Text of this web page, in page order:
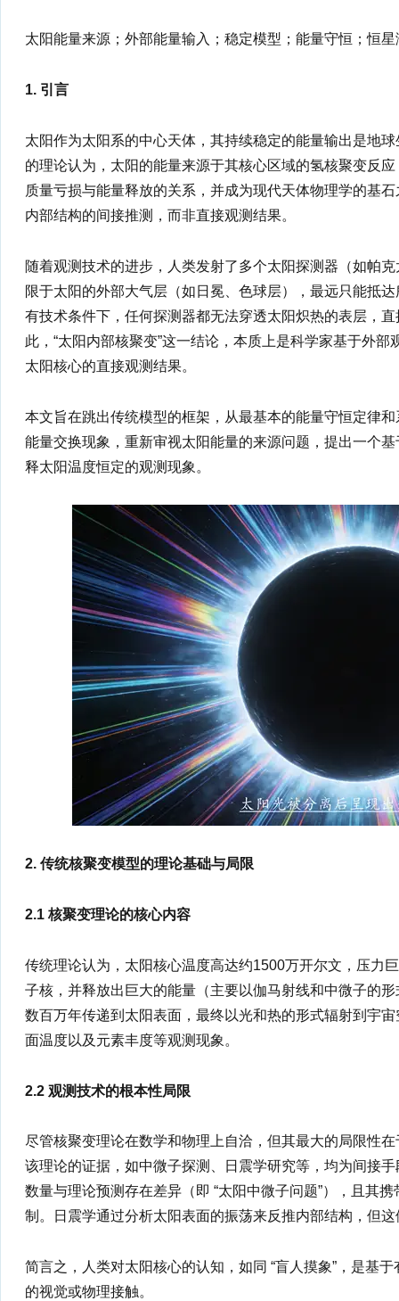
太阳能量来源；外部能量输入；稳定模型；能量守恒；恒
1. 引言
太阳作为太阳系的中心天体，其持续稳定的能量输出是地
的理论认为，太阳的能量来源于其核心区域的氢核聚变反
质量亏损与能量释放的关系，并成为现代天体物理学的基
内部结构的间接推测，而非直接观测结果。
随着观测技术的进步，人类发射了多个太阳探测器（如帕
限于太阳的外部大气层（如日冕、色球层），最远只能抵
有技术条件下，任何探测器都无法穿透太阳炽热的表层，
此，“太阳内部核聚变”这一结论，本质上是科学家基于外
太阳核心的直接观测结果。
本文旨在跳出传统模型的框架，从最基本的能量守恒定律
能量交换现象，重新审视太阳能量的来源问题，提出一个
释太阳温度恒定的观测现象。
2. 传统核聚变模型的理论基础与局限
2.1 核聚变理论的核心内容
传统理论认为，太阳核心温度高达约1500万开尔文，压力
子核，并释放出巨大的能量（主要以伽马射线和中微子的
数百万年传递到太阳表面，最终以光和热的形式辐射到宇
面温度以及元素丰度等观测现象。
2.2 观测技术的根本性局限
尽管核聚变理论在数学和物理上自洽，但其最大的局限性
该理论的证据，如中微子探测、日震学研究等，均为间接
数量与理论预测存在差异（即 “太阳中微子问题”），且其
制。日震学通过分析太阳表面的振荡来反推内部结构，但
简言之，人类对太阳核心的认知，如同 “盲人摸象”，是基
的视觉或物理接触。